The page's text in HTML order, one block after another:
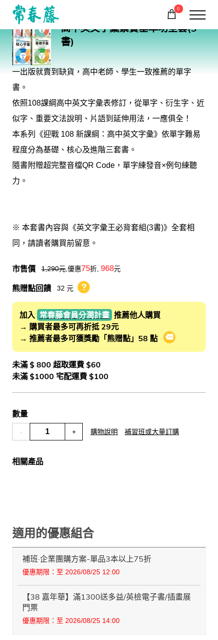
回常春藤首頁
0
購物車
高中英文字彙紮實基本功全套(5
書)
一出版就賣到缺貨，高中老師、學生一致推薦的單字
書。
依照108課綱高中英文字彙表修訂，從單字、衍生字、近
似字、重要文法說明、片語到延伸用法，一應俱全！
本系列《迎戰 108 新課綱：高中英文字彙》依單字難易
程度分為基礎、核心及進階三套書。
隨書附贈超完整音檔QR Code，單字練發音×例句練聽
力。
※ 本套書內容與《英文字彙王必背套組(3書)》全套相
同，請讀者購買前留意。
市售價 1,290元 ,優惠75折, 968元
熊贈點回饋 32 元 熊贈點回饋辦法
加入 常春藤會員分潤計畫 推薦他人購買
→ 購買者最多可再折抵 29元
→ 推薦者最多可獲獎勵「熊贈點」58 點
會員推薦分潤
未滿 $ 800 超取運費 $60
未滿 $1000 宅配運費 $100
數量
- + 購物說明 補習班或大量訂購
相關產品
適用的優惠組合
補班·企業團購方案-單品3本以上75折
優惠期限：至 2026/08/25 12:00
【38 嘉年華】滿1300送多益/英檢電子書/插畫展
門票
優惠期限：至 2026/08/25 14:00